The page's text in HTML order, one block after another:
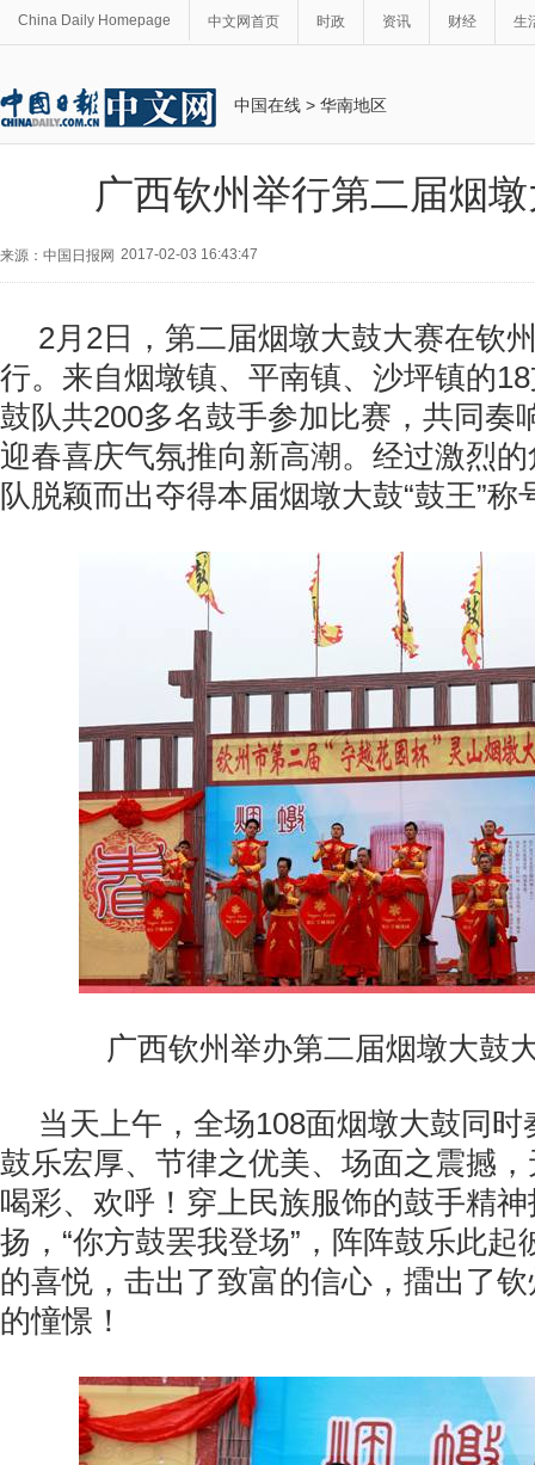
China Daily Homepage 中文网首页 时政 资讯 财经 生
中国在线 > 华南地区
广西钦州举行第二届烟
来源：中国日报网 2017-02-03 16:43:47
2月2日，第二届烟墩大鼓大赛在钦
行。来自烟墩镇、平南镇、沙坪镇的
鼓队共200多名鼓手参加比赛，共同奏
迎春喜庆气氛推向新高潮。经过激烈
队脱颖而出夺得本届烟墩大鼓“鼓王”称
广西钦州举办第二届烟墩大鼓
当天上午，全场108面烟墩大鼓同时
鼓乐宏厚、节律之优美、场面之震撼
喝彩、欢呼！穿上民族服饰的鼓手精
扬，“你方鼓罢我登场”，阵阵鼓乐此起
的喜悦，击出了致富的信心，擂出了
的憧憬！